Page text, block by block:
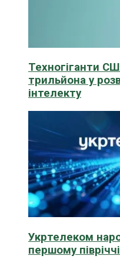
Техногіганти
трильйона у
інтелекту
Укртелеком
першому півріччі